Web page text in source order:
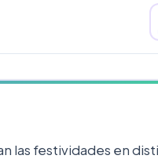
las festividades en